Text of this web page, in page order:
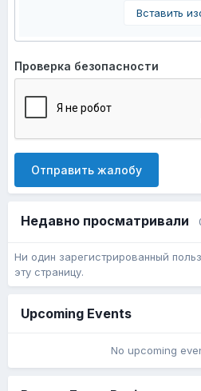
Вставить
Проверка безопасности
Отправить жалобу
Недавно просматривали
Ни один зарегистрированный
эту страницу.
Upcoming Events
No upcoming